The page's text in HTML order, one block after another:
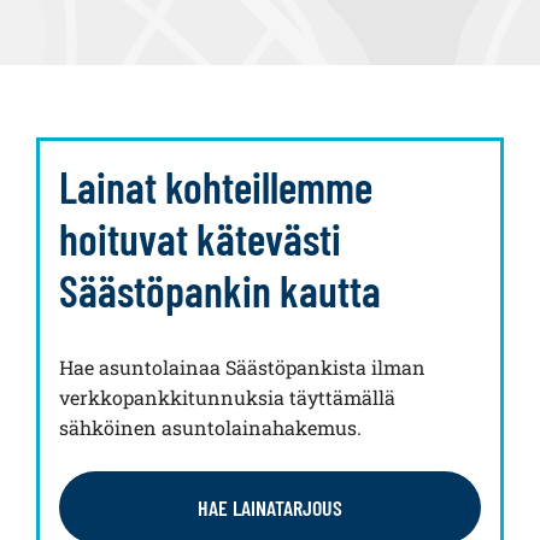
Lainat kohteillemme
hoituvat kätevästi
Säästöpankin kautta
Hae asuntolainaa Säästöpankista ilman
verkkopankkitunnuksia täyttämällä
sähköinen asuntolainahakemus.
HAE LAINATARJOUS